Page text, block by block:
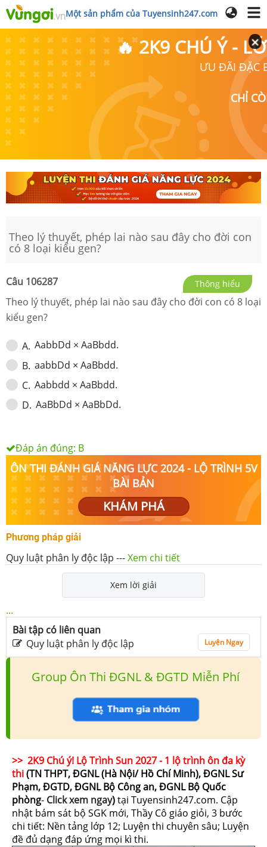
Một sản phẩm của Tuyensinh247.com
🔥 2K9 CHÚ Ý -
ƯU ĐÃI ĐẶC
CHỈ
Theo lý thuyết, phép lai nào sau đây cho đời con
có 8 loại kiểu gen?
Câu 106287 Thông hiểu
Theo lý thuyết, phép lai nào sau đây cho đời con có 8 loại
kiểu gen?
A. AabbDd × AaBbdd.
B. aabbDd × AaBbdd.
C. Aabbdd × AaBbdd.
D. AaBbDd × AaBbDd.
Đáp án đúng: B
ÔN THI ĐÁNH GIÁ NĂNG LỰC 2024 - LỘ TRÌNH 5V
BÀI BẢN
KHÁM PHÁ
Phương pháp giải
Quy luật phân ly độc lập ---Xem chi tiết
Xem lời giải
...
Bài tập có liên quan
Quy luật phân ly độc lập
Luyện Ngay
Group Ôn Thi ĐGNL & ĐGTD Miễn Phí
>> 2K9 Chú ý! Lộ Trình Sun 2027 - 1 lộ trình ôn đa kỳ
thi(TN THPT, ĐGNL (Hà Nội/ Hồ Chí Minh), ĐGNL Sư
Phạm, ĐGTD, ĐGNL Bộ Công an, ĐGNL Bộ Quốc
phòng- Click xem ngay)tại Tuyensinh247.com. Cập
nhật bám sát bộ SGK mới, Thầy Cô giáo giỏi, 3 bước
chi tiết: Nền tảng lớp 12; Luyện thi chuyên sâu; Luyện
đề đủ dạng đáp ứng mọi kì thi.